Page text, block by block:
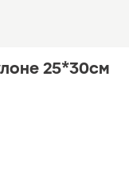
25*30см